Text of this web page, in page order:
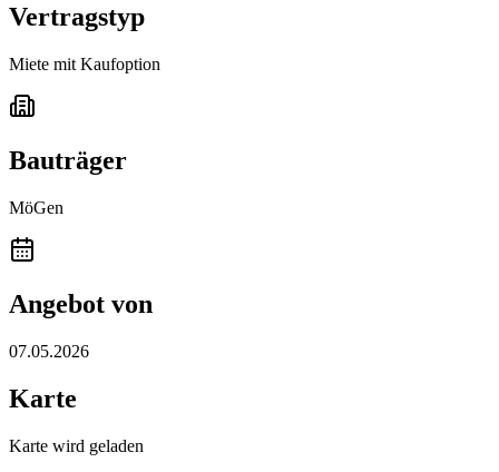
Vertragstyp
Miete mit Kaufoption
Bauträger
MöGen
Angebot von
07.05.2026
Karte
Karte wird geladen